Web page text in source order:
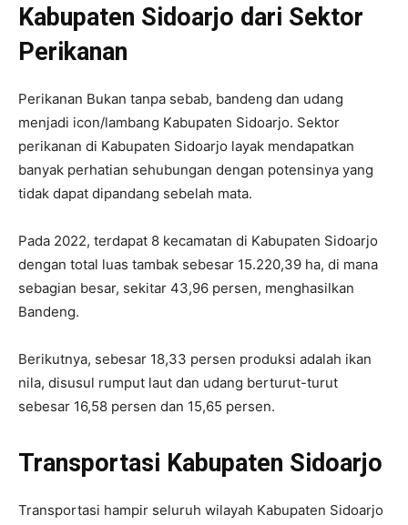
Kabupaten Sidoarjo dari Sektor
Perikanan
Perikanan Bukan tanpa sebab, bandeng dan udang
menjadi icon/lambang Kabupaten Sidoarjo. Sektor
perikanan di Kabupaten Sidoarjo layak mendapatkan
banyak perhatian sehubungan dengan potensinya yang
tidak dapat dipandang sebelah mata.
Pada 2022, terdapat 8 kecamatan di Kabupaten Sidoarjo
dengan total luas tambak sebesar 15.220,39 ha, di mana
sebagian besar, sekitar 43,96 persen, menghasilkan
Bandeng.
Berikutnya, sebesar 18,33 persen produksi adalah ikan
nila, disusul rumput laut dan udang berturut-turut
sebesar 16,58 persen dan 15,65 persen.
Transportasi Kabupaten Sidoarjo
Transportasi hampir seluruh wilayah Kabupaten Sidoarjo